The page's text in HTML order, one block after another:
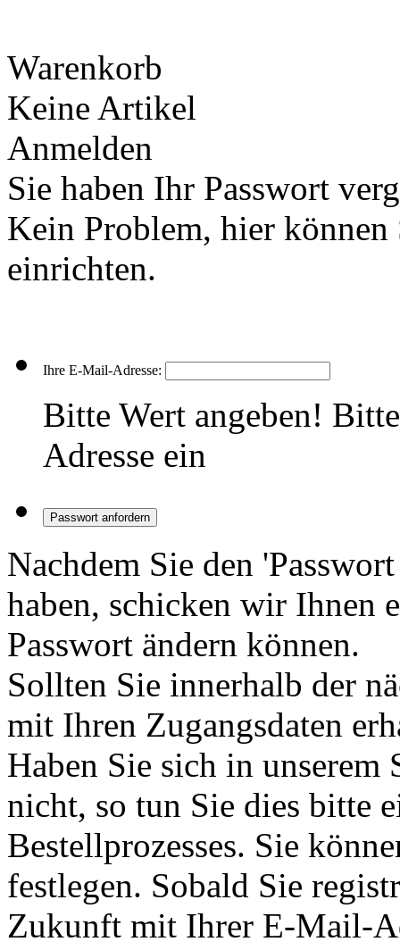
Warenkorb
Keine Artikel
Anmelden
Sie haben Ihr Passwort
Kein Problem, hier können
einrichten.
Ihre E-Mail-Adresse:
Bitte Wert angeben!
Adresse ein
Passwort anfordern
Nachdem Sie den
haben, schicken wir Ihnen
Passwort ändern können.
Sollten Sie innerhalb der
mit Ihren Zugangsdaten
Haben Sie sich in unserem
nicht, so tun Sie dies bitte
Bestellprozesses. Sie
festlegen. Sobald Sie
Zukunft mit Ihrer E-Mail-